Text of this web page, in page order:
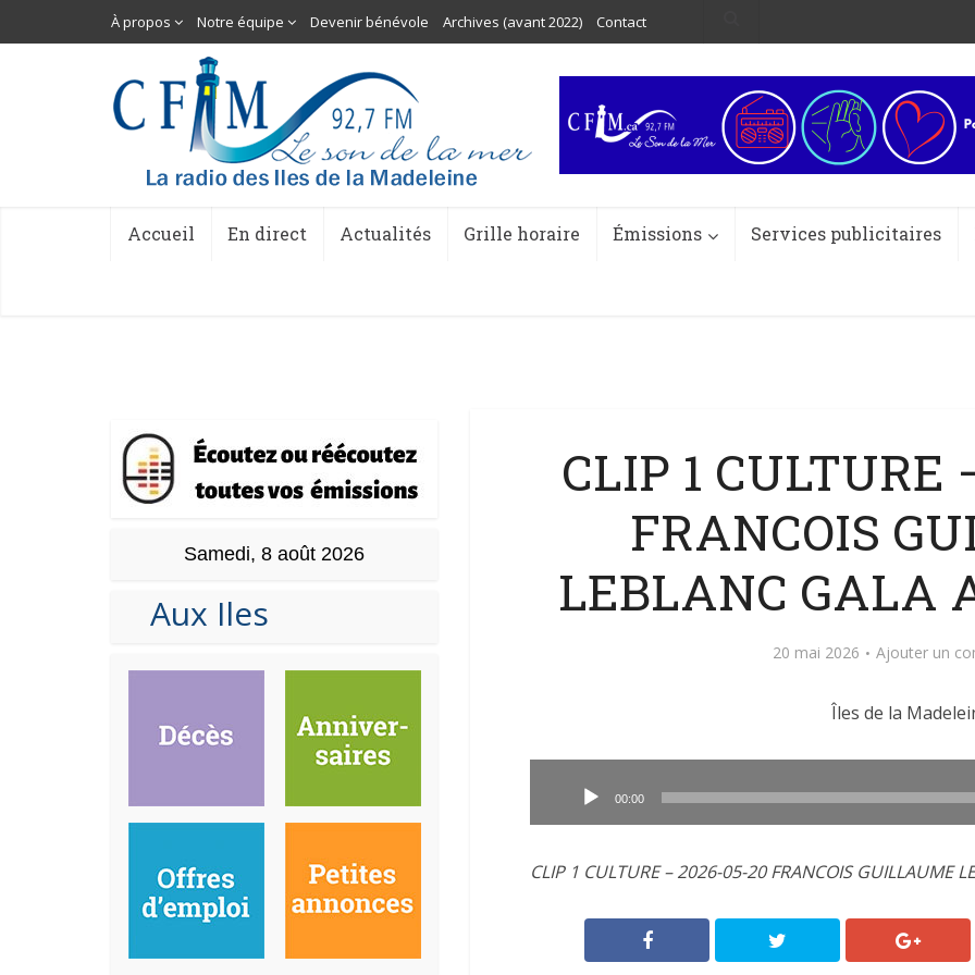
À propos Notre équipe Devenir bénévole Archives (avant 2022) Contact
Accueil En direct Actualités Grille horaire Émissions Services publicitaires
Samedi, 8 août 2026
Aux Iles
CLIP 1 CULTURE
FRANCOIS
LEBLANC GALA
20 mai 2026 Ajouter un
Îles de la
00:00
CLIP 1 CULTURE – 2026-05-20 FRANCOIS GUILLAUME